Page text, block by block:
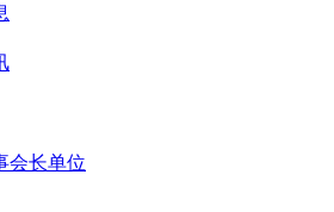
会长单位